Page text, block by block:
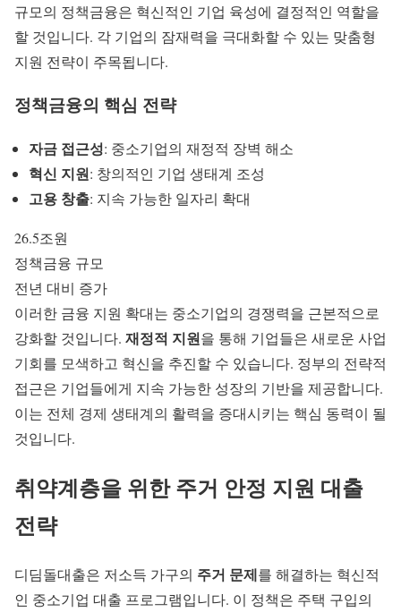
규모의 정책금융은 혁신적인 기업 육성에 결정적인 역할을
할 것입니다. 각 기업의 잠재력을 극대화할 수 있는 맞춤형
지원 전략이 주목됩니다.
정책금융의 핵심 전략
자금 접근성: 중소기업의 재정적 장벽 해소
혁신 지원: 창의적인 기업 생태계 조성
고용 창출: 지속 가능한 일자리 확대
26.5조원
정책금융 규모
전년 대비 증가
이러한 금융 지원 확대는 중소기업의 경쟁력을 근본적으로
강화할 것입니다. 재정적 지원을 통해 기업들은 새로운 사업
기회를 모색하고 혁신을 추진할 수 있습니다. 정부의 전략적
접근은 기업들에게 지속 가능한 성장의 기반을 제공합니다.
이는 전체 경제 생태계의 활력을 증대시키는 핵심 동력이 될
것입니다.
취약계층을 위한주거 안정 지원 대출
전략
디딤돌대출은 저소득 가구의 주거 문제를 해결하는 혁신적
인 중소기업 대출 프로그램입니다. 이 정책은 주택 구입의